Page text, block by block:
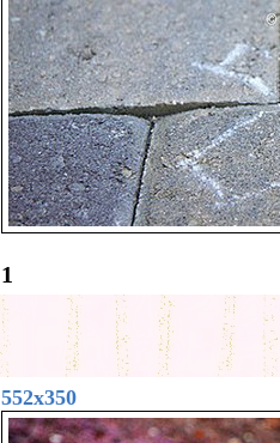
1
552x350